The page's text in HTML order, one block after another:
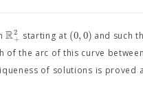
R2
+ starting at (0,0) and such
of the arc of this curve
of solutions is proved